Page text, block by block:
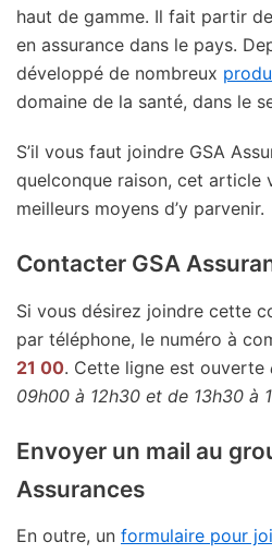
haut de gamme. Il fait partir
en assurance dans le pays.
développé de nombreux
domaine de la santé, dans le
S’il vous faut joindre GSA
quelconque raison, cet article
meilleurs moyens d’y parvenir.
Contacter GSA
Si vous désirez joindre cette
par téléphone, le numéro à
21 00. Cette ligne est ouverte
09h00 à 12h30 et de 13h30 à
Envoyer un mail au
Assurances
En outre, un formulaire pour